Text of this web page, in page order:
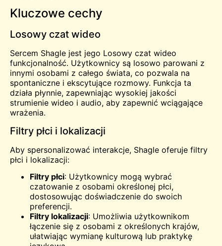
Kluczowe cechy
Losowy czat wideo
Sercem Shagle jest jego Losowy czat wideo
funkcjonalność. Użytkownicy są losowo parowani z
innymi osobami z całego świata, co pozwala na
spontaniczne i ekscytujące rozmowy. Funkcja ta
działa płynnie, zapewniając wysokiej jakości
strumienie wideo i audio, aby zapewnić wciągające
wrażenia.
Filtry płci i lokalizacji
Aby spersonalizować interakcje, Shagle oferuje filtry
płci i lokalizacji:
Filtry płci: Użytkownicy mogą wybrać
czatowanie z osobami określonej płci,
dostosowując doświadczenie do swoich
preferencji.
Filtry lokalizacji: Umożliwia użytkownikom
łączenie się z osobami z określonych krajów,
ułatwiając wymianę kulturową lub praktykę